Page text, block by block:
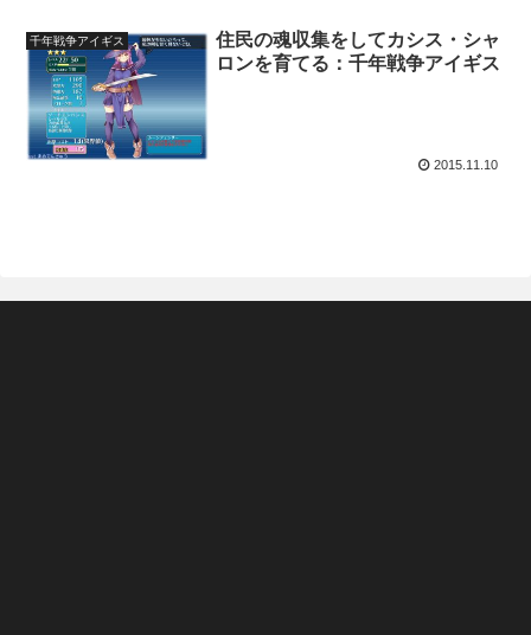
千年戦争アイギス
住民の魂収集をしてカシス・シャ
ロンを育てる：千年戦争アイギス
2015.11.10